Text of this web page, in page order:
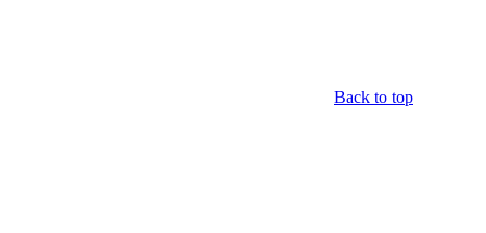
Back to top